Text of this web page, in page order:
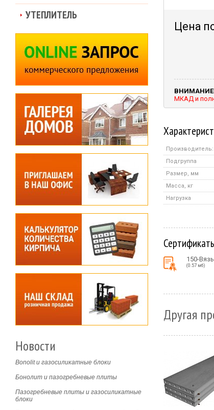
Цена
МКАД и
Производитель:
Подгруппа
Размер, мм
Масса, кг
Нагрузка
150-
(0.57 мб)
Другая
УТЕПЛИТЕЛЬ
Новости
Bonolit и газосиликатные блоки
Бонолит и пазогребневые плиты
Пазогребневые плиты и газосиликатные
блоки